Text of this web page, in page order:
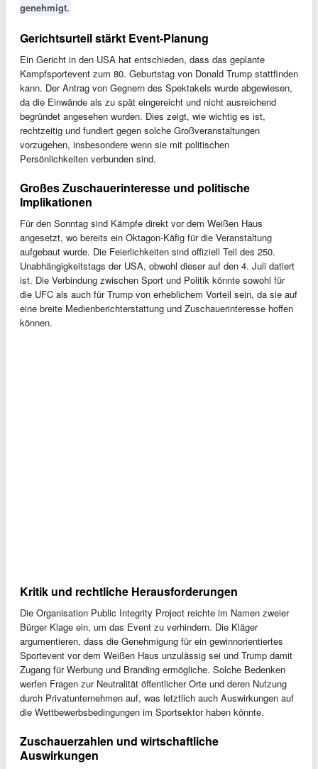
genehmigt.
Gerichtsurteil stärkt Event-Planung
Ein Gericht in den USA hat entschieden, dass das geplante
Kampfsportevent zum 80. Geburtstag von Donald Trump stattfinden
kann. Der Antrag von Gegnern des Spektakels wurde abgewiesen,
da die Einwände als zu spät eingereicht und nicht ausreichend
begründet angesehen wurden. Dies zeigt, wie wichtig es ist,
rechtzeitig und fundiert gegen solche Großveranstaltungen
vorzugehen, insbesondere wenn sie mit politischen
Persönlichkeiten verbunden sind.
Großes Zuschauerinteresse und politische
Implikationen
Für den Sonntag sind Kämpfe direkt vor dem Weißen Haus
angesetzt, wo bereits ein Oktagon-Käfig für die Veranstaltung
aufgebaut wurde. Die Feierlichkeiten sind offiziell Teil des 250.
Unabhängigkeitstags der USA, obwohl dieser auf den 4. Juli datiert
ist. Die Verbindung zwischen Sport und Politik könnte sowohl für
die UFC als auch für Trump von erheblichem Vorteil sein, da sie auf
eine breite Medienberichterstattung und Zuschauerinteresse hoffen
können.
Kritik und rechtliche Herausforderungen
Die Organisation Public Integrity Project reichte im Namen zweier
Bürger Klage ein, um das Event zu verhindern. Die Kläger
argumentieren, dass die Genehmigung für ein gewinnorientiertes
Sportevent vor dem Weißen Haus unzulässig sei und Trump damit
Zugang für Werbung und Branding ermögliche. Solche Bedenken
werfen Fragen zur Neutralität öffentlicher Orte und deren Nutzung
durch Privatunternehmen auf, was letztlich auch Auswirkungen auf
die Wettbewerbsbedingungen im Sportsektor haben könnte.
Zuschauerzahlen und wirtschaftliche
Auswirkungen